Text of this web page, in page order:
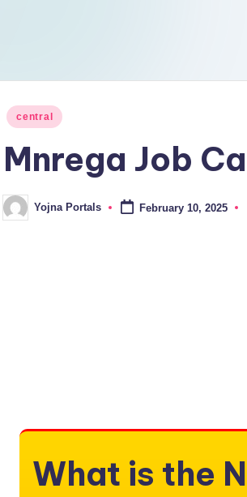
Posted
central
Mnrega Job
Posted
by
Yojna Portals February 10, 2025
What is the